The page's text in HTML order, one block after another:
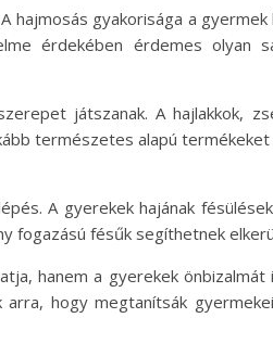
hajmosás gyakorisága a
érdekében érdemes olyan
játszanak. A hajlakkok,
természetes alapú
A gyerekek hajának
fogazású fésűk segíthetnek
hanem a gyerekek
hogy megtanítsák